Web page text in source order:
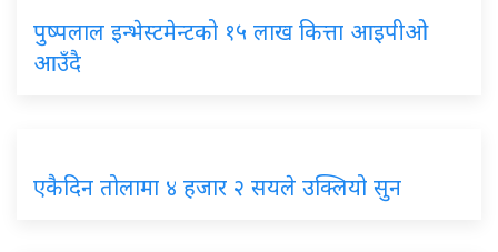
पुष्पलाल इन्भेस्टमेन्टको १५ लाख कित्ता आइपीओ
आउँदै
एकैदिन तोलामा ४ हजार २ सयले उक्लियो सुन